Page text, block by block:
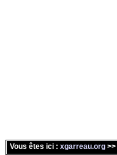
Vous êtes ici : xgarreau.org >>